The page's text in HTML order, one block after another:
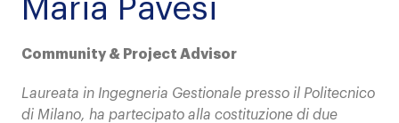
Maria Pavesi
Community & Project Advisor
Laureata in Ingegneria Gestionale presso il Politecnico
di Milano, ha partecipato alla costituzione di due